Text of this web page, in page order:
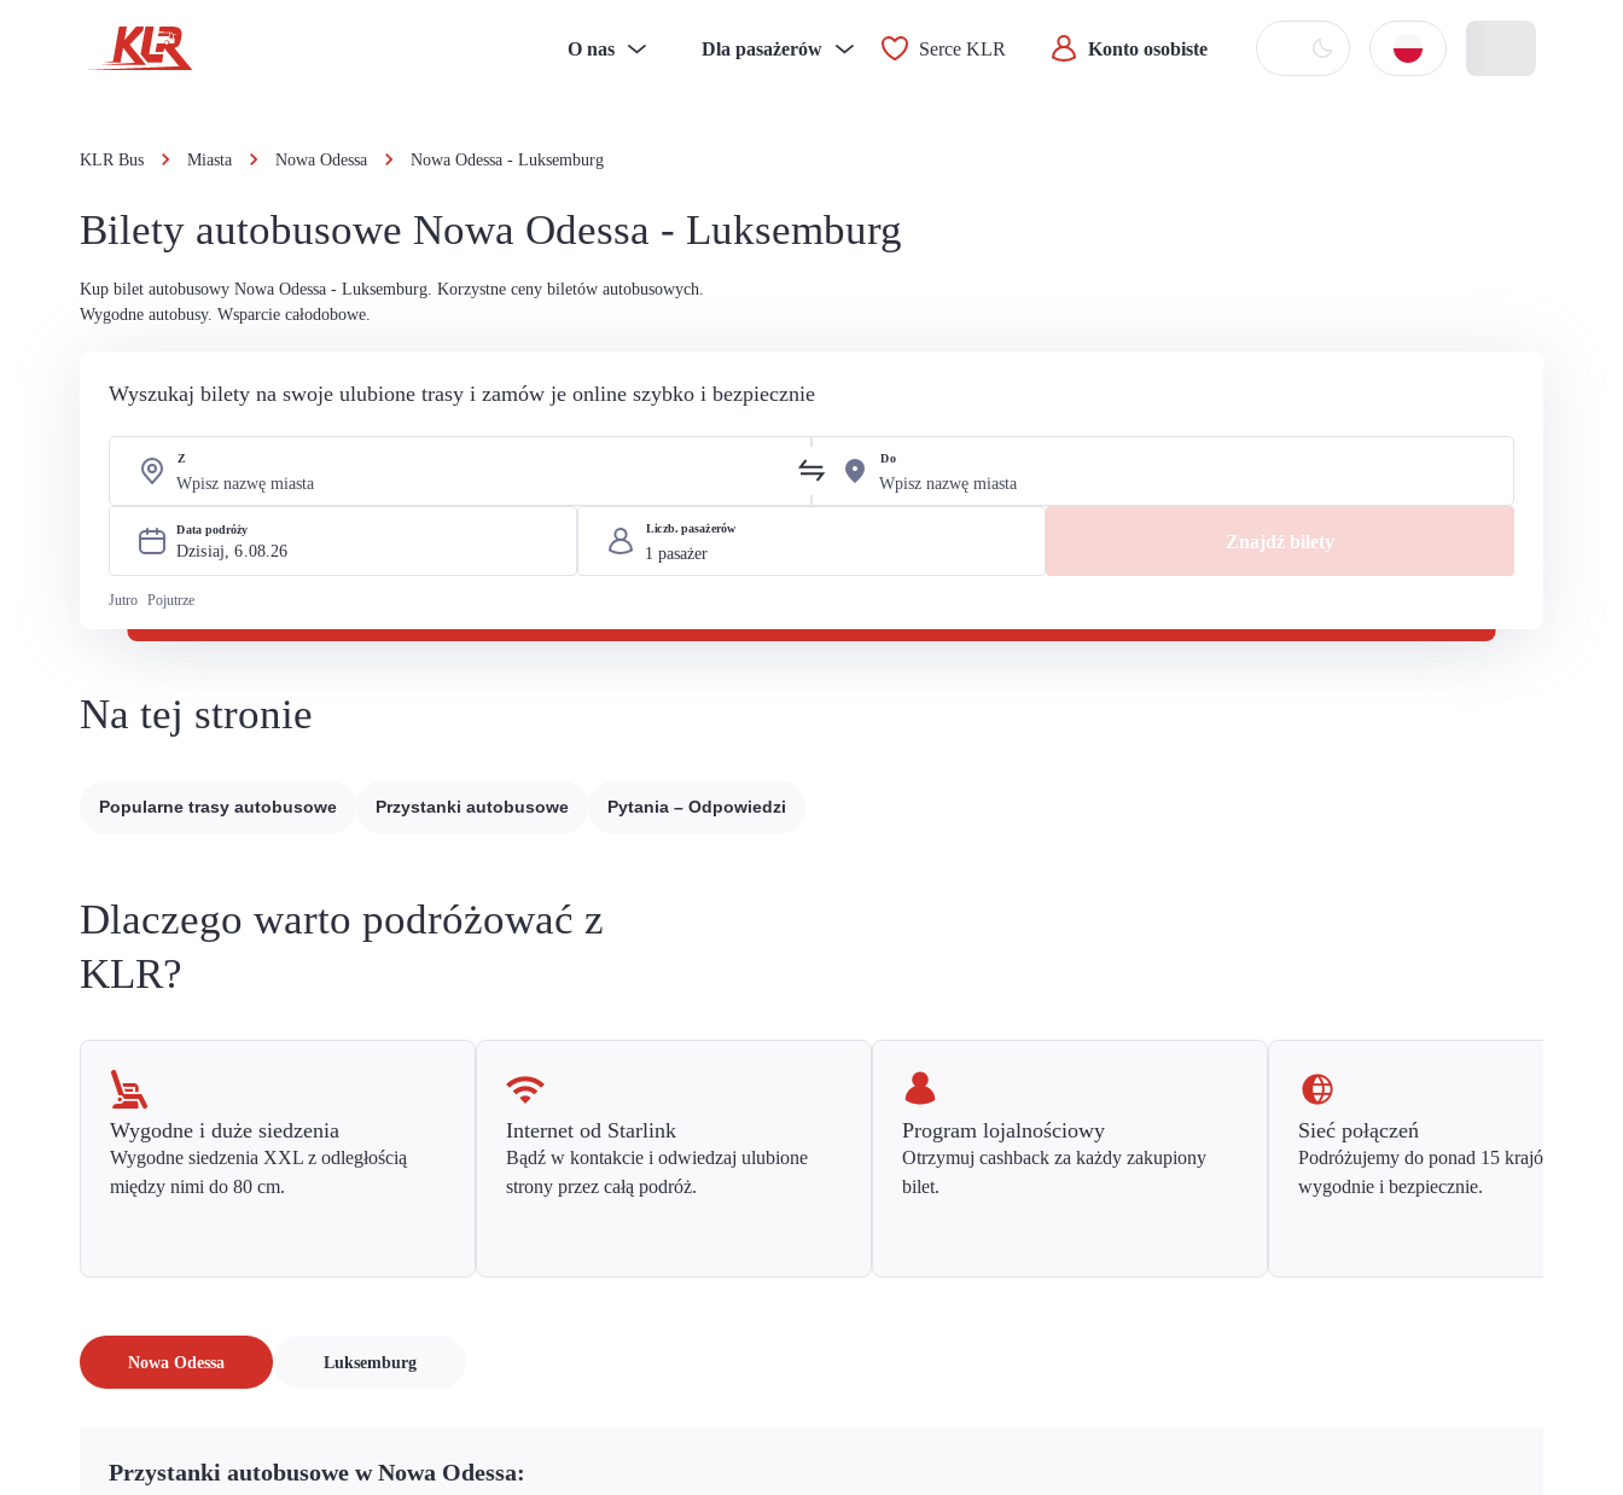
O nas Dla pasażerów Serce KLR Konto osobiste
KLR Bus Miasta Nowa Odessa Nowa Odessa - Luksemburg
Bilety autobusowe Nowa Odessa - Luksemburg
Kup bilet autobusowy Nowa Odessa - Luksemburg. Korzystne ceny biletów autobusowych.
Wygodne autobusy. Wsparcie całodobowe.
Wyszukaj bilety na swoje ulubione trasy i zamów je online szybko i bezpiecznie
Z Do
Data podróży
Dzisiaj, 6.08.26
Jutro Pojutrze
Liczb. pasażerów
Znajdź bilety
Na tej stronie
Popularne trasy autobusowe Przystanki autobusowe Pytania – Odpowiedzi
Dlaczego warto podróżować z
KLR?
Wygodne i duże siedzenia
Wygodne siedzenia XXL z odległością
między nimi do 80 cm.
Internet od Starlink
Bądź w kontakcie i odwiedzaj ulubione
strony przez całą podróż.
Program lojalnościowy
Otrzymuj cashback za każdy zakupiony
bilet.
Sieć połączeń
Podróżujemy do ponad 15 krajów Europy
wygodnie i bezpiecznie.
Nowa Odessa Luksemburg
Przystanki autobusowe w Nowa Odessa: